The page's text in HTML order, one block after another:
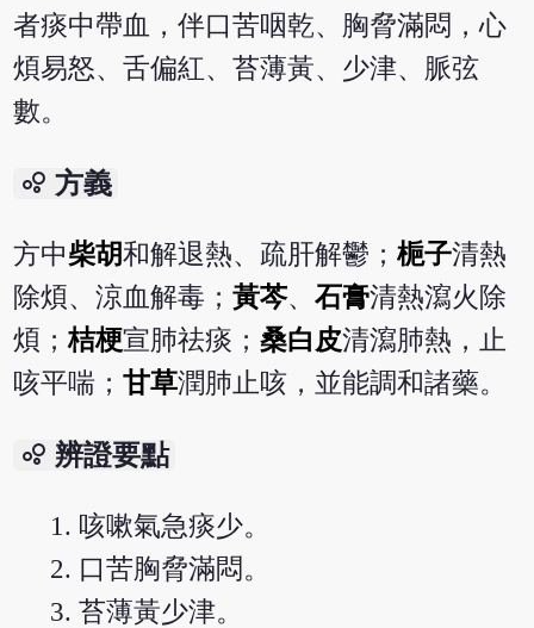
者痰中帶血，伴口苦咽乾、胸脅滿悶，心
煩易怒、舌偏紅、苔薄黃、少津、脈弦
數。
bubble_chart 方義
方中柴胡和解退熱、疏肝解鬱；梔子清熱
除煩、涼血解毒；黃芩、石膏清熱瀉火除
煩；桔梗宣肺祛痰；桑白皮清瀉肺熱，止
咳平喘；甘草潤肺止咳，並能調和諸藥。
bubble_chart 辨證要點
咳嗽氣急痰少。
口苦胸脅滿悶。
苔薄黃少津。